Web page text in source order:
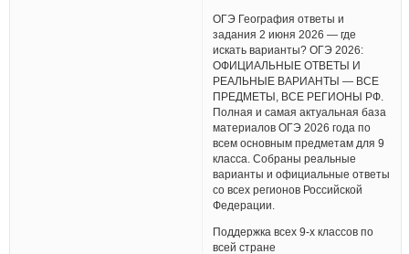
ОГЭ География ответы и
задания 2 июня 2026 — где
искать варианты? ОГЭ 2026:
ОФИЦИАЛЬНЫЕ ОТВЕТЫ И
РЕАЛЬНЫЕ ВАРИАНТЫ — ВСЕ
ПРЕДМЕТЫ, ВСЕ РЕГИОНЫ РФ.
Полная и самая актуальная база
материалов ОГЭ 2026 года по
всем основным предметам для 9
класса. Собраны реальные
варианты и официальные ответы
со всех регионов Российской
Федерации.
Поддержка всех 9-х классов по
всей стране